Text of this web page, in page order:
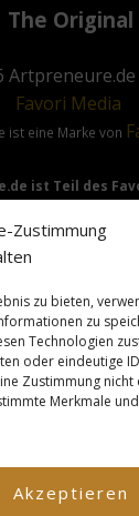
Zustimmung
zu bieten,
zu
Technologien
oder eindeutige
Zustimmung
Merkmale
Akzeptieren
The Original
Artpreneure.de
Favori Media
ist eine Marke von
ist Teil des
& Inhalte
des §14
this